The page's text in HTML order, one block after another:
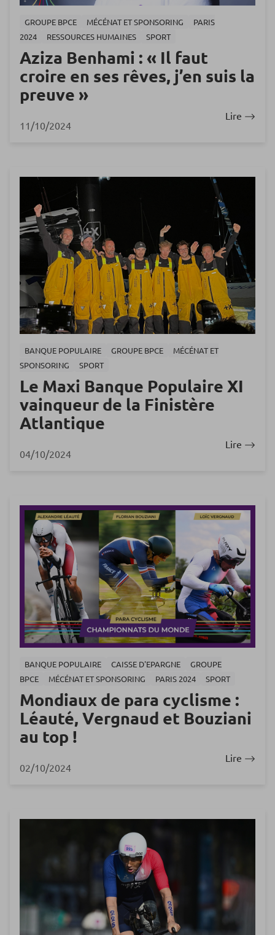
GROUPE BPCE MÉCÉNAT ET SPONSORING
PARIS
2024
RESSOURCES HUMAINES SPORT
Aziza Benhami : « Il faut
croire en ses rêves, j’en suis la
preuve »
11/10/2024
Lire
BANQUE POPULAIRE GROUPE BPCE
MÉCÉNAT ET
SPONSORING
SPORT
Le Maxi Banque Populaire XI
vainqueur de la Finistère
Atlantique
04/10/2024
Lire
BANQUE POPULAIRE CAISSE D'EPARGNE
GROUPE
BPCE
MÉCÉNAT ET SPONSORING PARIS 2024 SPORT
Mondiaux de para cyclisme :
Léauté, Vergnaud et Bouziani
au top !
02/10/2024
Lire